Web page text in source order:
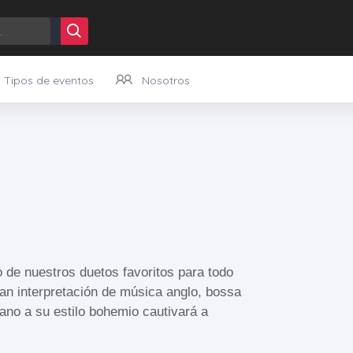
Tipos de eventos Nosotros
nuestros duetos favoritos para todo
interpretación de música anglo, bossa
a su estilo bohemio cautivará a